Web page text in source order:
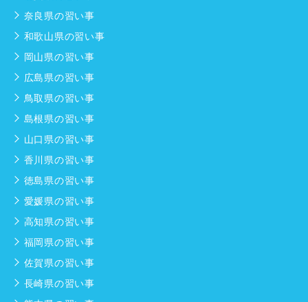
奈良県の習い事
和歌山県の習い事
岡山県の習い事
広島県の習い事
鳥取県の習い事
島根県の習い事
山口県の習い事
香川県の習い事
徳島県の習い事
愛媛県の習い事
高知県の習い事
福岡県の習い事
佐賀県の習い事
長崎県の習い事